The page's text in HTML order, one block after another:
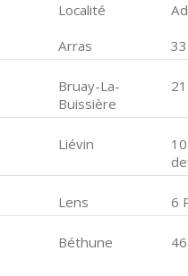
Localité
Arras
Bruay-La-
Buissière
Liévin
Lens 6
Béthune